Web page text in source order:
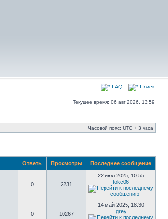
FAQ Поиск
Текущее время: 06 авг 2026, 13:59
Часовой пояс: UTC + 3 часа
Ответы Просмотры Последнее сообщение
0 2231
22 июл 2025, 10:55
tokc06
0 10267
14 май 2025, 18:30
grey